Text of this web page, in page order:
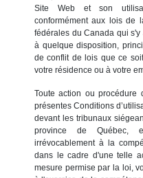
Site Web et son
conformément aux lois de
fédérales du Canada qui
à quelque disposition,
de conflit de lois que ce
votre résidence ou à votre
Toute action ou
présentes Conditions
devant les tribunaux
province de Québec,
irrévocablement à la
dans le cadre d'une telle
mesure permise par la loi,